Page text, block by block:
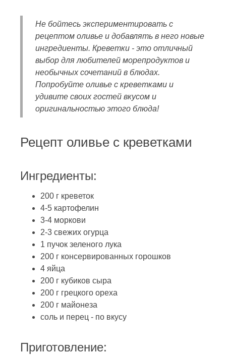
Не бойтесь экспериментировать с
рецептом оливье и добавлять в него новые
ингредиенты. Креветки - это отличный
выбор для любителей морепродуктов и
необычных сочетаний в блюдах.
Попробуйте оливье с креветками и
удивите своих гостей вкусом и
оригинальностью этого блюда!
Рецепт оливье с креветками
Ингредиенты:
200 г креветок
4-5 картофелин
3-4 моркови
2-3 свежих огурца
1 пучок зеленого лука
200 г консервированных горошков
4 яйца
200 г кубиков сыра
200 г грецкого ореха
200 г майонеза
соль и перец - по вкусу
Приготовление: